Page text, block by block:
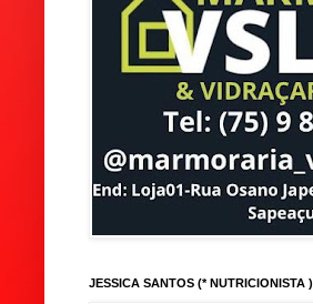
JESSICA SANTOS (* NUTRICIONISTA )